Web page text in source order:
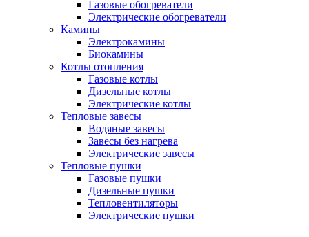
Газовые обогреватели
Электрические обогреватели
Камины
Электрокамины
Биокамины
Котлы отопления
Газовые котлы
Дизельные котлы
Электрические котлы
Тепловые завесы
Водяные завесы
Завесы без нагрева
Электрические завесы
Тепловые пушки
Газовые пушки
Дизельные пушки
Тепловентиляторы
Электрические пушки